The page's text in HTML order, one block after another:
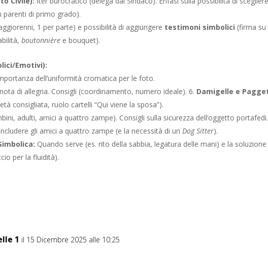
parenti di primo grado).
1 per parte) e possibilità di aggiungere testimoni simbolici (firma su
boutonnière e bouquet).
Emotivi):
dell’uniformità cromatica per le foto.
di allegria. Consigli (coordinamento, numero ideale). 6. Damigelle e
consigliata, ruolo cartelli “Qui viene la sposa”).
adulti, amici a quattro zampe). Consigli sulla sicurezza dell’oggetto portafedi.
gli amici a quattro zampe (e la necessità di unDog Sitter).
Quando serve (es. rito della sabbia, legatura delle mani) e la soluzione
per la fluidità).
1 il 15 Dicembre 2025 alle 10:25